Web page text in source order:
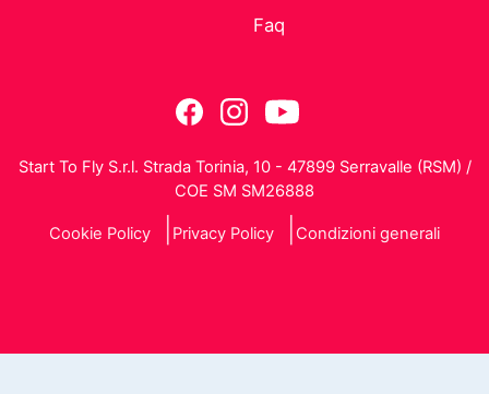
Faq
Start To Fly S.r.l. Strada Torinia, 10 - 47899 Serravalle (RSM) /
COE SM SM26888
Cookie Policy Privacy Policy Condizioni generali